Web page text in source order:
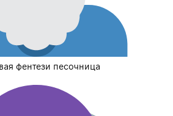
фентези песочница